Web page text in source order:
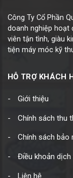
Công Ty Cổ Phần
doanh nghiệp hoạt
viên tận tình, giàu
tiện máy móc kỹ
HỖ TRỢ KHÁCH
Giới thiệu
Chính sách thu
Chính sách bảo
Điều khoản dịch
Liên hệ